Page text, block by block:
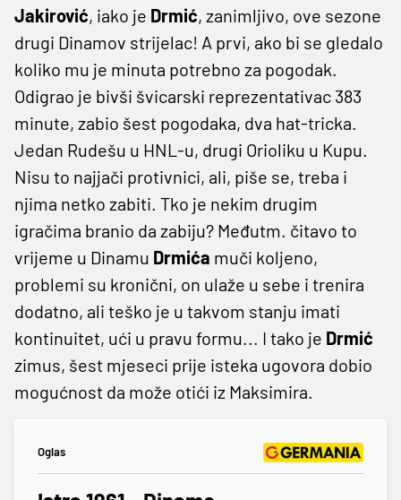
Jakirović, iako je Drmić, zanimljivo, ove sezone
drugi Dinamov strijelac! A prvi, ako bi se gledalo
koliko mu je minuta potrebno za pogodak.
Odigrao je bivši švicarski reprezentativac 383
minute, zabio šest pogodaka, dva hat-tricka.
Jedan Rudešu u HNL-u, drugi Orioliku u Kupu.
Nisu to najjači protivnici, ali, piše se, treba i
njima netko zabiti. Tko je nekim drugim
igračima branio da zabiju? Međutm. čitavo to
vrijeme u Dinamu Drmića muči koljeno,
problemi su kronični, on ulaže u sebe i trenira
dodatno, ali teško je u takvom stanju imati
kontinuitet, ući u pravu formu... I tako je Drmić
zimus, šest mjeseci prije isteka ugovora dobio
mogućnost da može otići iz Maksimira.
Oglas